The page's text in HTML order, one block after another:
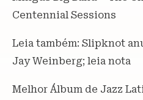
Centennial Sessions
Leia também: Slipknot
Jay Weinberg; leia nota
Melhor Álbum de Jazz